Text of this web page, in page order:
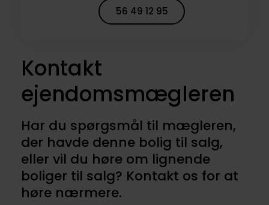
56 49 12 95
Kontakt
ejendomsmægleren
Har du spørgsmål til mægleren,
der havde denne bolig til salg,
eller vil du høre om lignende
boliger til salg? Kontakt os for at
høre nærmere.